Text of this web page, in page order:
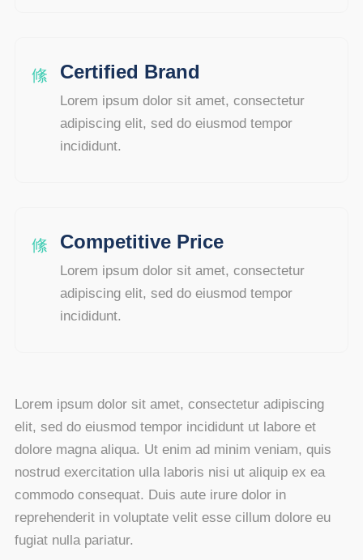
Certified Brand
Lorem ipsum dolor sit amet, consectetur
adipiscing elit, sed do eiusmod tempor
incididunt.
Competitive Price
Lorem ipsum dolor sit amet, consectetur
adipiscing elit, sed do eiusmod tempor
incididunt.
Lorem ipsum dolor sit amet, consectetur adipiscing
elit, sed do eiusmod tempor incididunt ut labore et
dolore magna aliqua. Ut enim ad minim veniam, quis
nostrud exercitation ulla laboris nisi ut aliquip ex ea
commodo consequat. Duis aute irure dolor in
reprehenderit in voluptate velit esse cillum dolore eu
fugiat nulla pariatur.